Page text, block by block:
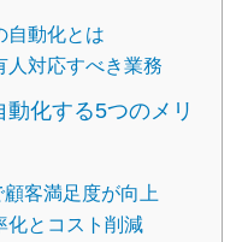
自動化とは
人対応すべき業務
化する5つのメリ
客満足度が向上
化とコスト削減